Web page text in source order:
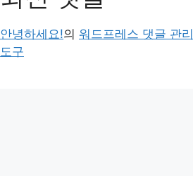
안녕하세요!의 워드프레스 댓글 관리
도구